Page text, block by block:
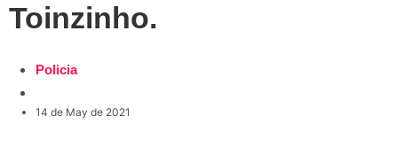
Toinzinho.
Policia
14 de May de 2021